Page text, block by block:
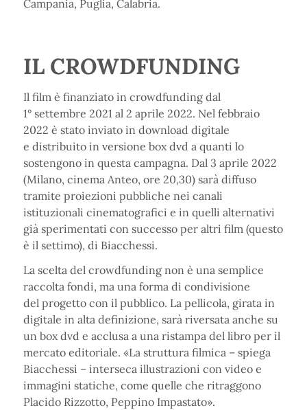
Campania, Puglia, Calabria.
IL CROWDFUNDING
Il film è finanziato in crowdfunding dal
1° settembre 2021 al 2 aprile 2022. Nel febbraio
2022 è stato inviato in download digitale
e distribuito in versione box dvd a quanti lo
sostengono in questa campagna. Dal 3 aprile 2022
(Milano, cinema Anteo, ore 20,30) sarà diffuso
tramite proiezioni pubbliche nei canali
istituzionali cinematografici e in quelli alternativi
già sperimentati con successo per altri film (questo
è il settimo), di Biacchessi.
La scelta del crowdfunding non è una semplice
raccolta fondi, ma una forma di condivisione
del progetto con il pubblico. La pellicola, girata in
digitale in alta definizione, sarà riversata anche su
un box dvd e acclusa a una ristampa del libro per il
mercato editoriale. «La struttura filmica – spiega
Biacchessi – interseca illustrazioni con video e
immagini statiche, come quelle che ritraggono
Placido Rizzotto, Peppino Impastato».